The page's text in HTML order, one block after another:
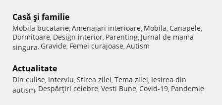
Casă şi familie
Mobila bucatarie, Amenajari interioare, Mobila, Canapele,
Dormitoare, Design interior, Parenting, Jurnal de mama
singura, Gravide, Femei curajoase, Autism
Actualitate
Din culise, Interviu, Stirea zilei, Tema zilei, Iesirea din
autism, Despărţiri celebre, Vesti Bune, Covid-19, Pandemie